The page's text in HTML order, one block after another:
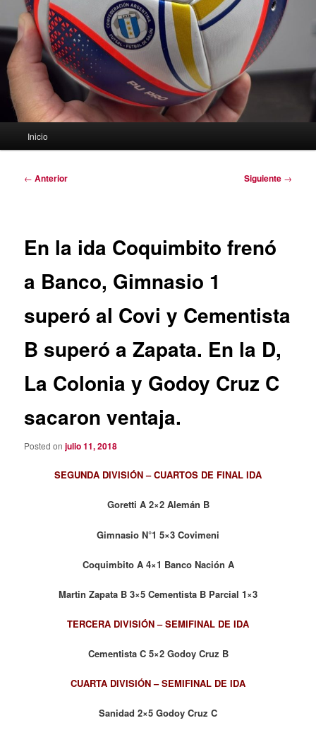
Inicio
Navegación
← Anterior Siguiente →
En la ida Coquimbito frenó
a Banco, Gimnasio 1
superó al Covi y Cementista
B superó a Zapata. En la D,
La Colonia y Godoy Cruz C
sacaron ventaja.
Posted onjulio 11, 2018
SEGUNDA DIVISIÓN – CUARTOS DE FINAL IDA
Goretti A 2×2 Alemán B
Gimnasio N°1 5×3 Covimeni
Coquimbito A 4×1 Banco Nación A
Martin Zapata B 3×5 Cementista B Parcial 1×3
TERCERA DIVISIÓN – SEMIFINAL DE IDA
Cementista C 5×2 Godoy Cruz B
CUARTA DIVISIÓN – SEMIFINAL DE IDA
Sanidad 2×5 Godoy Cruz C